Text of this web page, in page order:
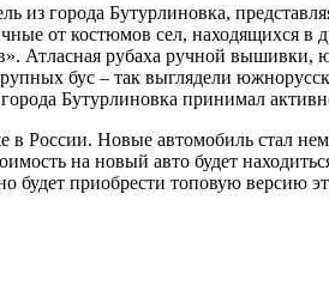
из города Бутурлиновка,
от костюмов сел, находящихся в
Атласная рубаха ручной
бус – так выглядели
Бутурлиновка принимал
России. Новые автомобиль стал
на новый авто будет
приобрести топовую версию